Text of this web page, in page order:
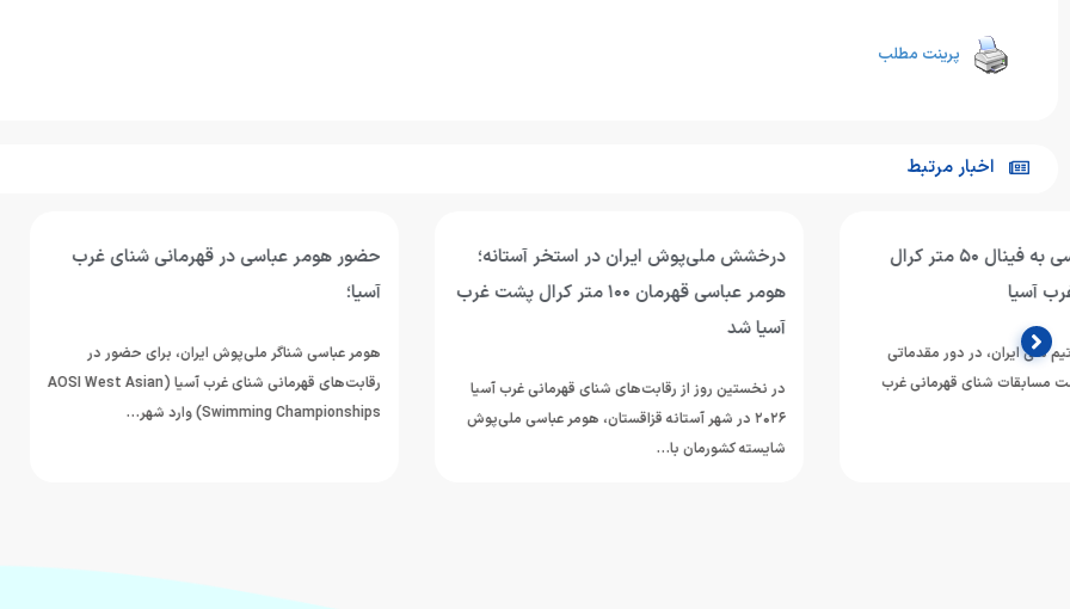
پرینت مطلب
اخبار مرتبط
درخشش ملی‌پوش ایران در استخر آستانه؛
هومر عباسی قهرمان ۱۰۰ متر کرال پشت غرب
آسیا شد
در نخستین روز از رقابت‌های شنای قهرمانی غرب آسیا
۲۰۲۶ در شهر آستانه قزاقستان، هومر عباسی ملی‌پوش
حضور هومر عباسی در قهرمانی شنای غرب
آسیا؛
هومر عباسی شناگر ملی‌پوش ایران، برای حضور در
رقابت‌های قهرمانی شنای غرب آسیا (AOSI West Asian
Swimming Championships) وارد شهر…
امیر مطاعی: فاصله ما با رقبای
شده؛ برای خلق شگفتی در
امیر مطاعی، ملی‌پوش شنای ایران که
ثبت رکوردهای ارزشمند در رقابت‌های